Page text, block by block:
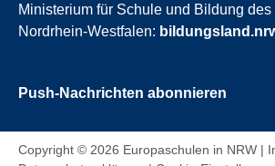
Ministerium für Schule und Bildung
Nordrhein-Westfalen:
Push-Nachrichten abonnieren
Copyright © 2026 Europaschulen in NRW |